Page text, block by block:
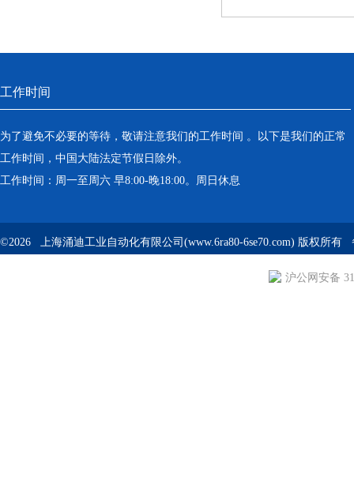
工作时间
为了避免不必要的等待，敬请注意我们的工作时间 。以下是我们的正常
工作时间，中国大陆法定节假日除外。
工作时间：周一至周六 早8:00-晚18:00。周日休息
©2026 上海涌迪工业自动化有限公司(www.6ra80-6se70.com) 版权所有
沪公网安备